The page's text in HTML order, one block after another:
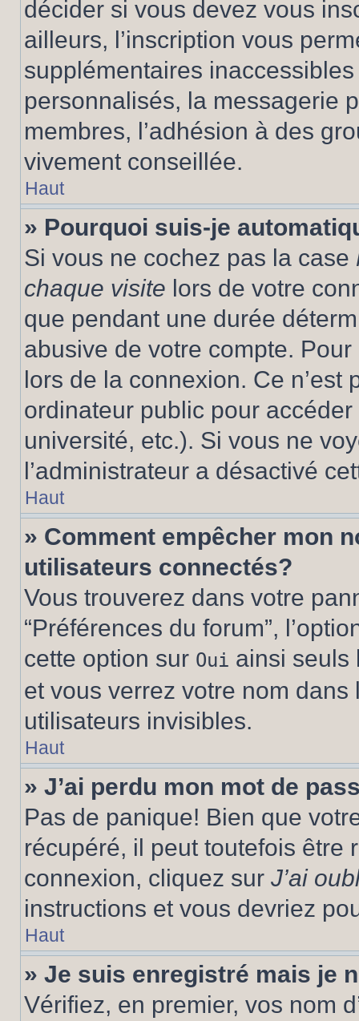
décider si vous devez vous
ailleurs, l’inscription vous
supplémentaires
personnalisés, la messagerie
membres, l’adhésion à des
vivement conseillée.
Haut
» Pourquoi suis-je
Si vous ne cochez pas la case
chaque visite lors de votre
que pendant une durée
abusive de votre compte.
lors de la connexion. Ce
ordinateur public pour
université, etc.). Si vous ne
l’administrateur a désactivé
Haut
» Comment empêcher mon
utilisateurs connectés?
Vous trouverez dans votre
“Préférences du forum”,
cette option sur Oui ainsi seuls
et vous verrez votre nom
utilisateurs invisibles.
Haut
» J’ai perdu mon mot de
Pas de panique! Bien que
récupéré, il peut toutefois être
connexion, cliquez sur J’ai
instructions et vous devriez
Haut
» Je suis enregistré mais je
Vérifiez, en premier, vos nom